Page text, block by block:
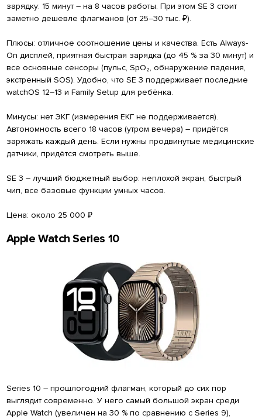
зарядку: 15 минут – на 8 часов работы. При этом SE 3 стоит
заметно дешевле флагманов (от 25–30 тыс. ₽).
Плюсы: отличное соотношение цены и качества. Есть Always-
On дисплей, приятная быстрая зарядка (до 45 % за 30 минут) и
все основные сенсоры (пульс, SpO₂, обнаружение падения,
экстренный SOS). Удобно, что SE 3 поддерживает последние
watchOS 12–13 и Family Setup для ребёнка.
Минусы: нет ЭКГ (измерения ЕКГ не поддерживается).
Автономность всего 18 часов (утром вечера) – придётся
заряжать каждый день. Если нужны продвинутые медицинские
датчики, придётся смотреть выше.
SE 3 – лучший бюджетный выбор: неплохой экран, быстрый
чип, все базовые функции умных часов.
Цена: около 25 000 ₽
Apple Watch Series 10
Series 10 – прошлогодний флагман, который до сих пор
выглядит современно. У него самый большой экран среди
Apple Watch (увеличен на 30 % по сравнению с Series 9),